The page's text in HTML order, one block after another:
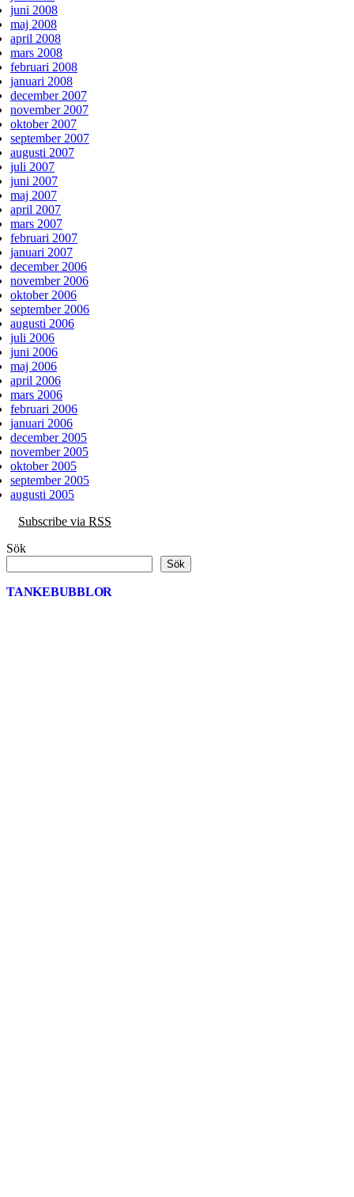
juni 2008
maj 2008
april 2008
mars 2008
februari 2008
januari 2008
december 2007
november 2007
oktober 2007
september 2007
augusti 2007
juli 2007
juni 2007
maj 2007
april 2007
mars 2007
februari 2007
januari 2007
december 2006
november 2006
oktober 2006
september 2006
augusti 2006
juli 2006
juni 2006
maj 2006
april 2006
mars 2006
februari 2006
januari 2006
december 2005
november 2005
oktober 2005
september 2005
augusti 2005
Subscribe via RSS
Sök
Sök
TANKEBUBBLOR